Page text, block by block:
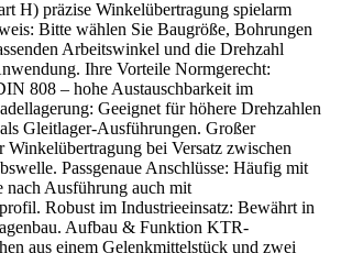
H) präzise Winkelübertragung spielarm
Bitte wählen Sie Baugröße, Bohrungen
Arbeitswinkel und die Drehzahl
Ihre Vorteile Normgerecht:
808 – hohe Austauschbarkeit im
Geeignet für höhere Drehzahlen
Gleitlager-Ausführungen. Großer
Winkelübertragung bei Versatz zwischen
Passgenaue Anschlüsse: Häufig mit
nach Ausführung auch mit
Robust im Industrieeinsatz: Bewährt in
Aufbau & Funktion KTR-
aus einem Gelenkmittelstück und zwei